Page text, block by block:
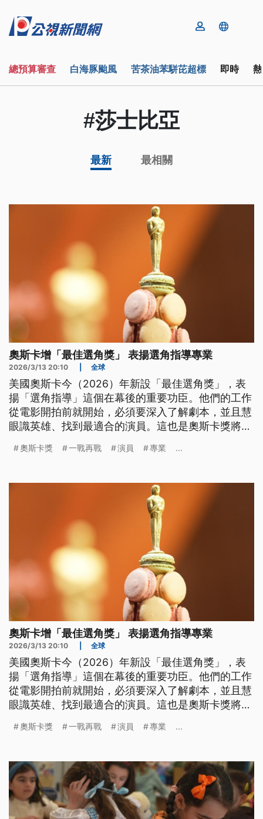
總預算審查 白海豚颱風 苦茶油苯駢芘超標 即時
#莎士比亞
最新 最相關
奧斯卡增「最佳選角獎」 表揚選角指導專業
2026/3/13 20:10 全球
美國奧斯卡今（2026）年新設「最佳選角獎」，表
揚「選角指導」這個在幕後的重要功臣。他們的工作
從電影開拍前就開始，必須要深入了解劇本，並且慧
眼識英雄、找到最適合的演員。這也是奧斯卡獎將近
奧斯卡獎 一戰再戰 演員 專業 ...
奧斯卡增「最佳選角獎」 表揚選角指導專業
2026/3/13 20:10 全球
美國奧斯卡今（2026）年新設「最佳選角獎」，表
揚「選角指導」這個在幕後的重要功臣。他們的工作
從電影開拍前就開始，必須要深入了解劇本，並且慧
眼識英雄、找到最適合的演員。這也是奧斯卡獎將近
奧斯卡獎 一戰再戰 演員 專業 ...